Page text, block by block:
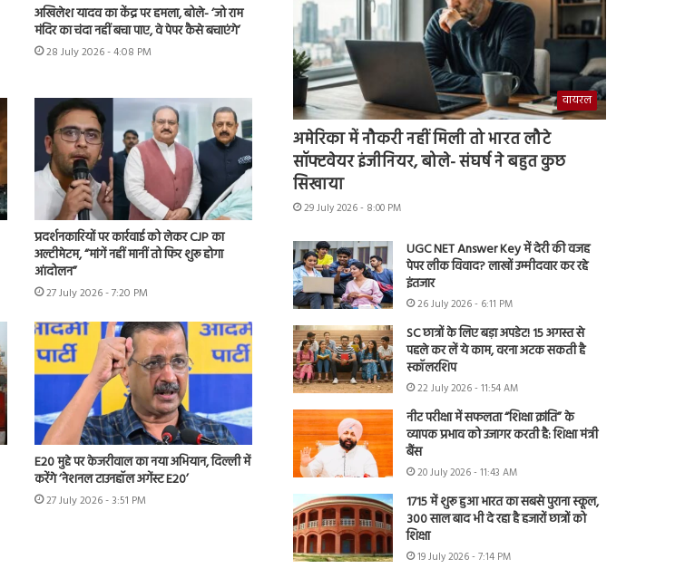
अखिलेश यादव का केंद्र पर हमला, बोले- ‘जो राम
मंदिर का चंदा नहीं बचा पाए, वे पेपर कैसे बचाएंगे’
28 July 2026 - 4:08 PM
प्रदर्शनकारियों पर कार्रवाई को लेकर CJP का
अल्टीमेटम, “मांगें नहीं मानीं तो फिर शुरू होगा
आंदोलन”
27 July 2026 - 7:20 PM
E20 मुद्दे पर केजरीवाल का नया अभियान, दिल्ली में
करेंगे ‘नेशनल टाउनहॉल अगेंस्ट E20’
27 July 2026 - 3:51 PM
वायरल
अमेरिका में नौकरी नहीं मिली तो भारत लौटे
सॉफ्टवेयर इंजीनियर, बोले- संघर्ष ने बहुत कुछ
सिखाया
29 July 2026 - 8:00 PM
UGC NET Answer Key में देरी की वजह
पेपर लीक विवाद? लाखों उम्मीदवार कर रहे
इंतजार
26 July 2026 - 6:11 PM
SC छात्रों के लिए बड़ा अपडेट! 15 अगस्त से
पहले कर लें ये काम, वरना अटक सकती है
स्कॉलरशिप
22 July 2026 - 11:54 AM
नीट परीक्षा में सफलता “शिक्षा क्रांति” के
व्यापक प्रभाव को उजागर करती है: शिक्षा मंत्री
बैंस
20 July 2026 - 11:43 AM
1715 में शुरू हुआ भारत का सबसे पुराना स्कूल,
300 साल बाद भी दे रहा है हजारों छात्रों को
शिक्षा
19 July 2026 - 7:14 PM